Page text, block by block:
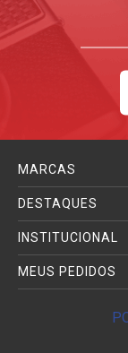
MARCAS
DESTAQUES
INSTITUCIONAL
MEUS PEDIDOS